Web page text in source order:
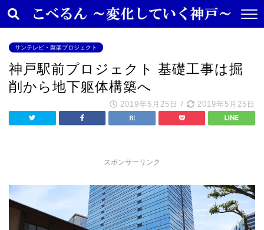
サンテレビ・聚楽プロジェクト
神戸駅前プロジェクト 基礎工事は掘
削から地下躯体構築へ
2019年5月25日 / 2019年5月25日
スポンサーリンク